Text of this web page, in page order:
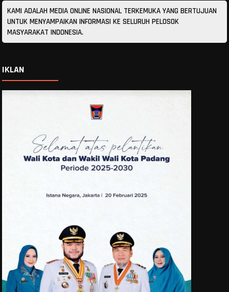
KAMI ADALAH MEDIA ONLINE NASIONAL TERKEMUKA YANG BERTUJUAN
UNTUK MENYAMPAIKAN INFORMASI KE SELURUH PELOSOK
MASYARAKAT INDONESIA.
IKLAN